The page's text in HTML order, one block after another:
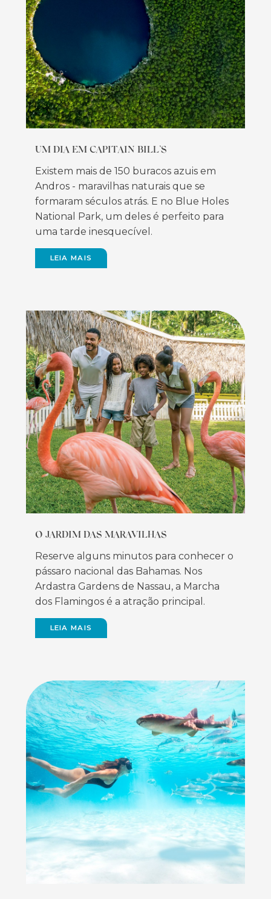
UM DIA EM CAPITAIN BILL’S
Existem mais de 150 buracos azuis em
Andros - maravilhas naturais que se
formaram séculos atrás. E no Blue Holes
National Park, um deles é perfeito para
uma tarde inesquecível.
LEIA MAIS
O JARDIM DAS MARAVILHAS
Reserve alguns minutos para conhecer o
pássaro nacional das Bahamas. Nos
Ardastra Gardens de Nassau, a Marcha
dos Flamingos é a atração principal.
LEIA MAIS